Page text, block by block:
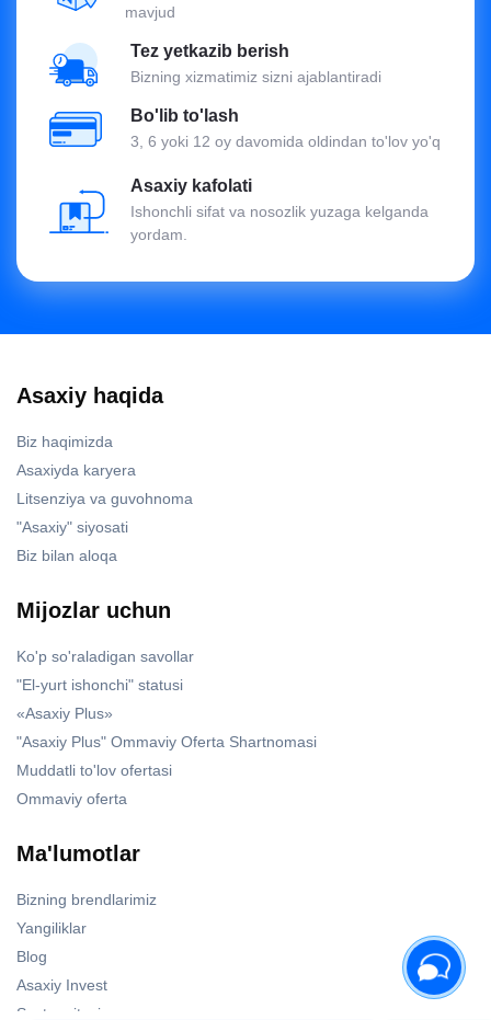
mavjud
Tez yetkazib berish
Bizning xizmatimiz sizni ajablantiradi
Bo'lib to'lash
3, 6 yoki 12 oy davomida oldindan to'lov yo'q
Asaxiy kafolati
Ishonchli sifat va nosozlik yuzaga kelganda
yordam.
Asaxiy haqida
Biz haqimizda
Asaxiyda karyera
Litsenziya va guvohnoma
"Asaxiy" siyosati
Biz bilan aloqa
Mijozlar uchun
Ko'p so'raladigan savollar
"El-yurt ishonchi" statusi
«Asaxiy Plus»
"Asaxiy Plus" Ommaviy Oferta Shartnomasi
Muddatli to'lov ofertasi
Ommaviy oferta
Ma'lumotlar
Bizning brendlarimiz
Yangiliklar
Blog
Asaxiy Invest
Sayt xaritasi